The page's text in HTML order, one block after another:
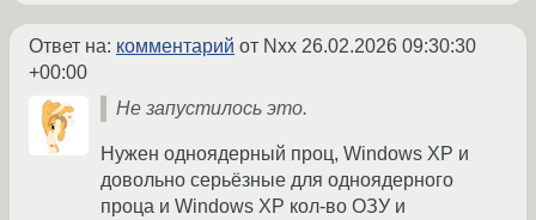
Ответ на: комментарий от Nxx 26.02.2026 09:30:30
+00:00
Не запустилось это.
Нужен одноядерный проц, Windows XP и
довольно серьёзные для одноядерного
проца и Windows XP кол-во ОЗУ и